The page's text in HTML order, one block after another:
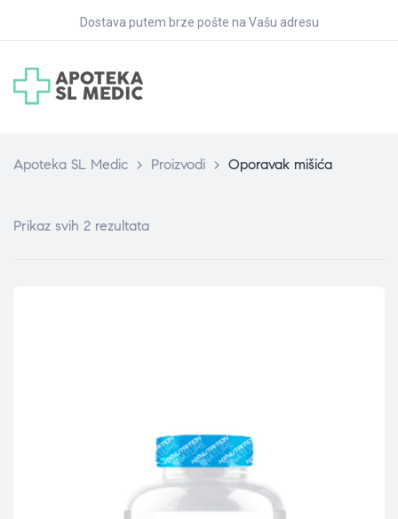
Dostava putem brze pošte na Vašu adresu
Apoteka SL Medic > Proizvodi > Oporavak mišića
Prikaz svih 2 rezultata